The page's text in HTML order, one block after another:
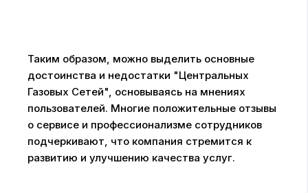
Таким образом, можно выделить основные
достоинства и недостатки "Центральных
Газовых Сетей", основываясь на мнениях
пользователей. Многие положительные отзывы
о сервисе и профессионализме сотрудников
подчеркивают, что компания стремится к
развитию и улучшению качества услуг.